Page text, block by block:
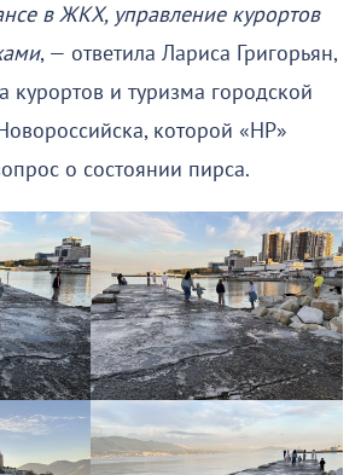
в ЖКХ, управление курортов
, — ответила Лариса Григорьян,
курортов и туризма городской
которой «НР»
о состоянии пирса.